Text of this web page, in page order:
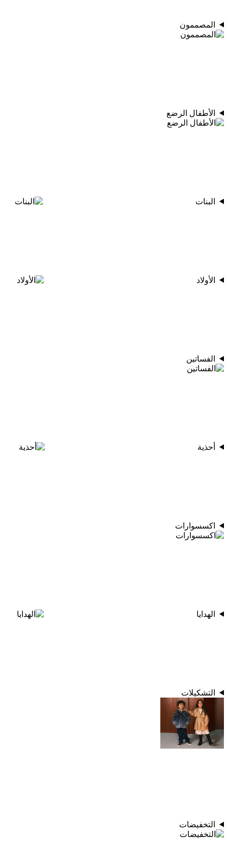
المصممون
الأطفال الرضع
البنات
الأولاد
الفساتين
أحذية
اكسسوارات
الهدايا
التشكيلات
التخفيضات